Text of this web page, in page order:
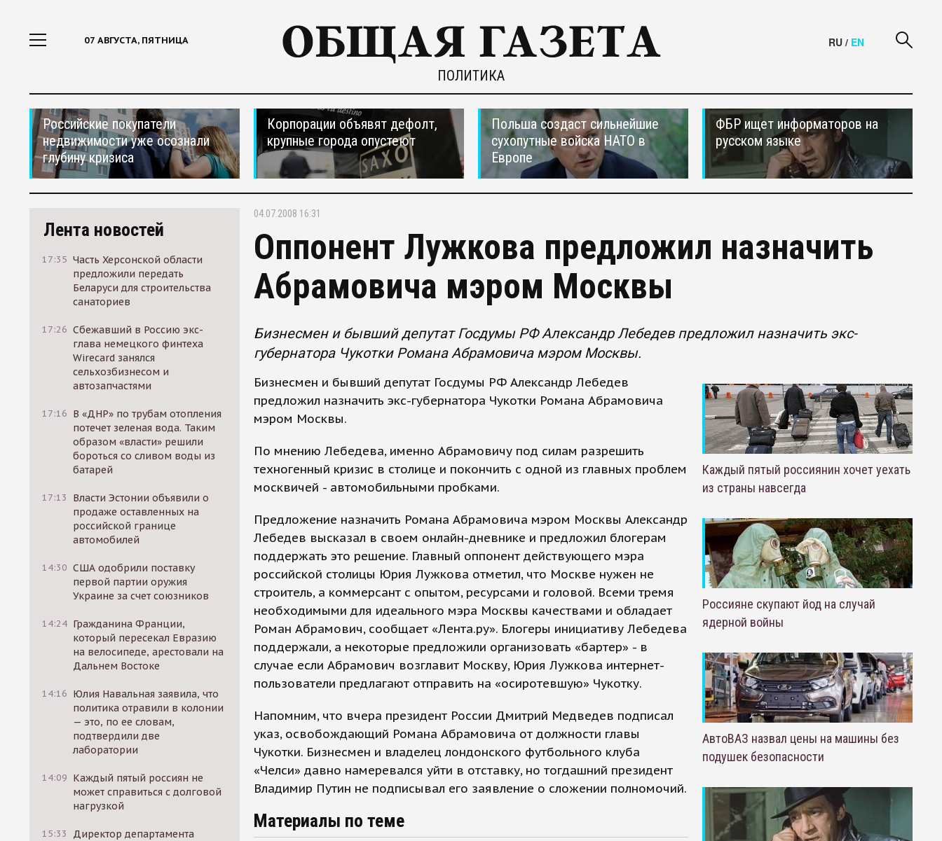
07 АВГУСТА, ПЯТНИЦА
ПОЛИТИКА
RU / EN
Российские покупатели
недвижимости уже осознали
глубину кризиса
Корпорации объявят дефолт,
крупные города опустеют
Польша создаст сильнейшие
сухопутные войска НАТО в
Европе
ФБР ищет информаторов на
русском языке
Лента новостей
17:35 Часть Херсонской области
предложили передать
Беларуси для строительства
санаториев
17:26 Сбежавший в Россию экс-
глава немецкого финтеха
Wirecard занялся
сельхозбизнесом и
автозапчастями
17:16 В «ДНР» по трубам отопления
потечет зеленая вода. Таким
образом «власти» решили
бороться со сливом воды из
батарей
17:13
Власти Эстонии объявили о
продаже оставленных на
российской границе
автомобилей
14:30 США одобрили поставку
первой партии оружия
Украине за счет союзников
14:24 Гражданина Франции,
который пересекал Евразию
на велосипеде, арестовали на
Дальнем Востоке
14:16 Юлия Навальная заявила, что
политика отравили в колонии
— это, по ее словам,
подтвердили две
лаборатории
14:09 Каждый пятый россиян не
может справиться с долговой
нагрузкой
15:33
Директор департамента
04.07.2008 16:31
Оппонент Лужкова предложил назначить
Абрамовича мэром Москвы
Бизнесмен и бывший депутат Госдумы РФ Александр Лебедев предложил назначить экс-
губернатора Чукотки Романа Абрамовича мэром Москвы.
Бизнесмен и бывший депутат Госдумы РФ Александр Лебедев
предложил назначить экс-губернатора Чукотки Романа Абрамовича
мэром Москвы.
По мнению Лебедева, именно Абрамовичу под силам разрешить
техногенный кризис в столице и покончить с одной из главных проблем
москвичей - автомобильными пробками.
Предложение назначить Романа Абрамовича мэром Москвы Александр
Лебедев высказал в своем онлайн-дневнике и предложил блогерам
поддержать это решение. Главный оппонент действующего мэра
российской столицы Юрия Лужкова отметил, что Москве нужен не
строитель, а коммерсант с опытом, ресурсами и головой. Всеми тремя
необходимыми для идеального мэра Москвы качествами и обладает
Роман Абрамович, сообщает «Лента.ру». Блогеры инициативу Лебедева
поддержали, а некоторые предложили организовать «бартер» - в
случае если Абрамович возглавит Москву, Юрия Лужкова интернет-
пользователи предлагают отправить на «осиротевшую» Чукотку.
Напомним, что вчера президент России Дмитрий Медведев подписал
указ, освобождающий Романа Абрамовича от должности главы
Чукотки. Бизнесмен и владелец лондонского футбольного клуба
«Челси» давно намеревался уйти в отставку, но тогдашний президент
Владимир Путин не подписывал его заявление о сложении полномочий.
Материалы по теме
Каждый пятый россиянин хочет уехать
из страны навсегда
Россияне скупают йод на случай
ядерной войны
АвтоВАЗ назвал цены на машины без
подушек безопасности